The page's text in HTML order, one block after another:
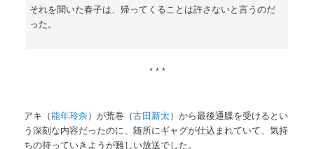
それを聞いた春子は、帰ってくることは許さないと言うのだ
った。
* * *
アキ（能年玲奈）が荒巻（古田新太）から最後通牒を受けるとい
う深刻な内容だったのに、随所にギャグが仕込まれていて、気持
ちの持っていきようが難しい放送でした。